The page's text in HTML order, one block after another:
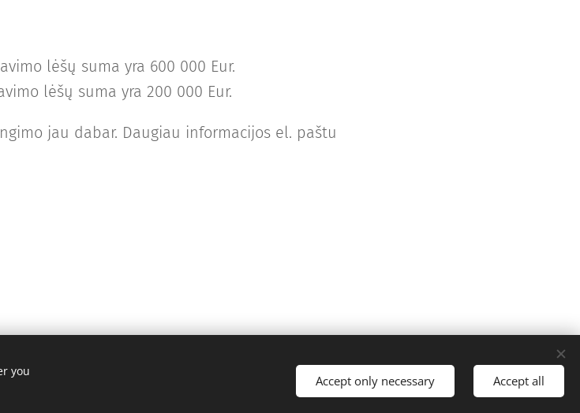
lėšų suma yra 600 000 Eur.
lėšų suma yra 200 000 Eur.
jau dabar. Daugiau informacijos el. paštu 📧
you
Accept only necessary Accept all